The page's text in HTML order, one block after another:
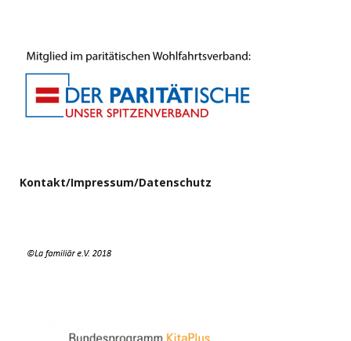
Kontakt/Impressum/Datenschutz